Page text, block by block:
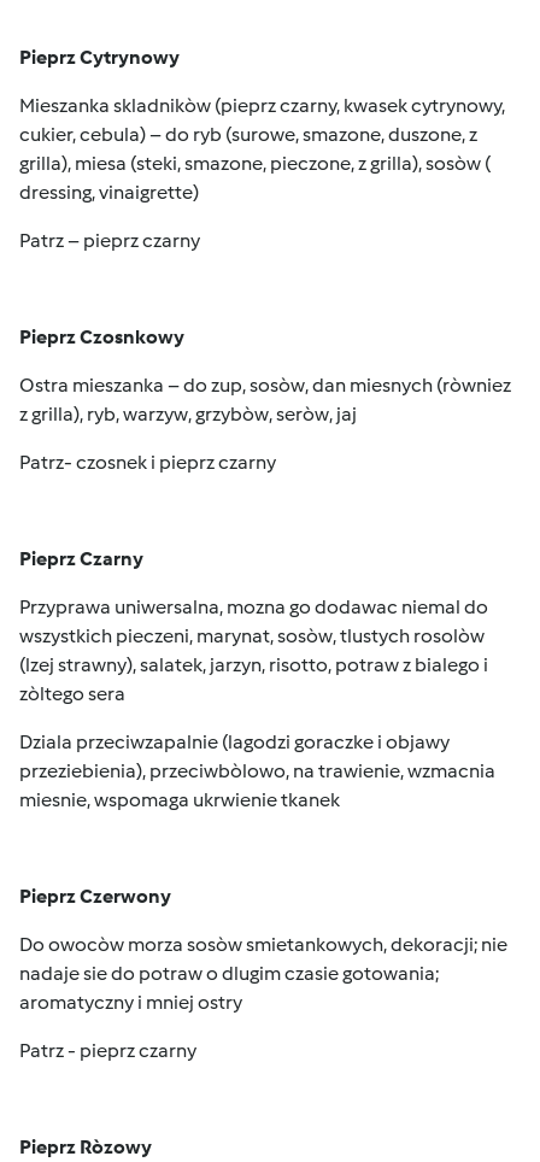
Pieprz Cytrynowy
Mieszanka skladnikòw (pieprz czarny, kwasek cytrynowy,
cukier, cebula) – do ryb (surowe, smazone, duszone, z
grilla), miesa (steki, smazone, pieczone, z grilla), sosòw (
dressing, vinaigrette)
Patrz – pieprz czarny
Pieprz Czosnkowy
Ostra mieszanka – do zup, sosòw, dan miesnych (ròwniez
z grilla), ryb, warzyw, grzybòw, seròw, jaj
Patrz- czosnek i pieprz czarny
Pieprz Czarny
Przyprawa uniwersalna, mozna go dodawac niemal do
wszystkich pieczeni, marynat, sosòw, tlustych rosolòw
(lzej strawny), salatek, jarzyn, risotto, potraw z bialego i
zòltego sera
Dziala przeciwzapalnie (lagodzi goraczke i objawy
przeziebienia), przeciwbòlowo, na trawienie, wzmacnia
miesnie, wspomaga ukrwienie tkanek
Pieprz Czerwony
Do owocòw morza sosòw smietankowych, dekoracji; nie
nadaje sie do potraw o dlugim czasie gotowania;
aromatyczny i mniej ostry
Patrz - pieprz czarny
Pieprz Ròzowy